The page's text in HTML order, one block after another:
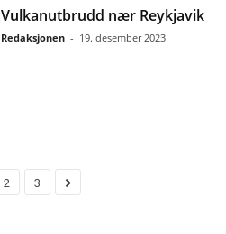
Vulkanutbrudd nær Reykjavik
Redaksjonen - 19. desember 2023
2 3